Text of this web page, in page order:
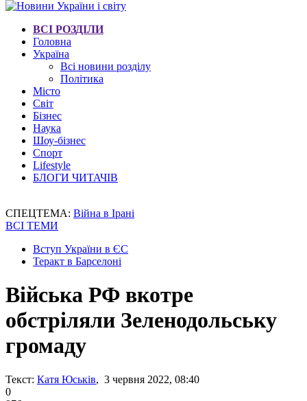
ВСІ РОЗДІЛИ
Головна
Україна
Всі новини розділу
Політика
Місто
Світ
Бізнес
Наука
Шоу-бізнес
Спорт
Lifestyle
БЛОГИ ЧИТАЧІВ
СПЕЦТЕМА: Війна в Ірані
ВСІ ТЕМИ
Вступ України в ЄС
Теракт в Барселоні
Війська РФ вкотре
обстріляли Зеленодольську
громаду
Текст: Катя Юськів, 3 червня 2022, 08:40
0